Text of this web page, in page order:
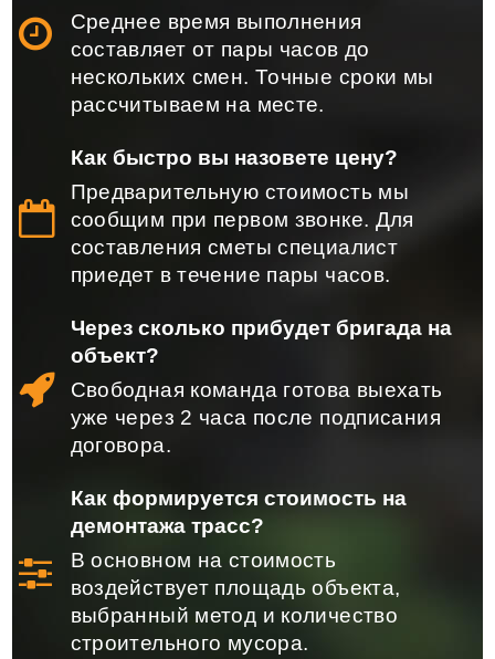
Среднее время выполнения
составляет от пары часов до
нескольких смен. Точные сроки мы
рассчитываем на месте.
Как быстро вы назовете цену?
Предварительную стоимость мы
сообщим при первом звонке. Для
составления сметы специалист
приедет в течение пары часов.
Через сколько прибудет бригада на
объект?
Свободная команда готова выехать
уже через 2 часа после подписания
договора.
Как формируется стоимость на
демонтажа трасс?
В основном на стоимость
воздействует площадь объекта,
выбранный метод и количество
строительного мусора.